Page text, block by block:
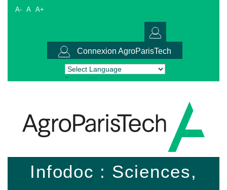
A- A A+
Connexion AgroParisTech
Powered by Translate
Infodoc : Sciences,